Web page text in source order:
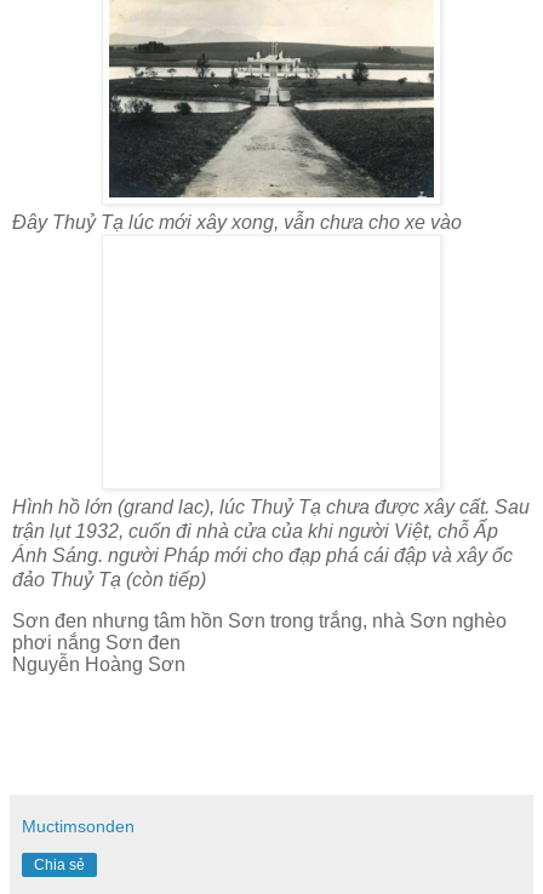
Đây Thuỷ Tạ lúc mới xây xong, vẫn chưa cho xe vào
Hình hồ lớn (grand lac), lúc Thuỷ Tạ chưa được xây cất. Sau
trận lụt 1932, cuốn đi nhà cửa của khi người Việt, chỗ Ấp
Ánh Sáng. người Pháp mới cho đạp phá cái đập và xây ốc
đảo Thuỷ Tạ (còn tiếp)
Sơn đen nhưng tâm hồn Sơn trong trắng, nhà Sơn nghèo
phơi nắng Sơn đen
Nguyễn Hoàng Sơn
Muctimsonden
Chia sẻ